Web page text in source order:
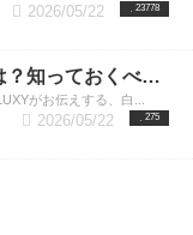
23778
2026/05/22
白髪ぼかしのデメリットとは？知っておくべき5つの項目をプロが解説
がお伝えする、白...
275
2026/05/22